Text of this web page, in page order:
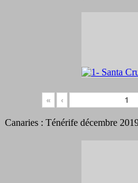
« ‹
Canaries : Ténérife décembre